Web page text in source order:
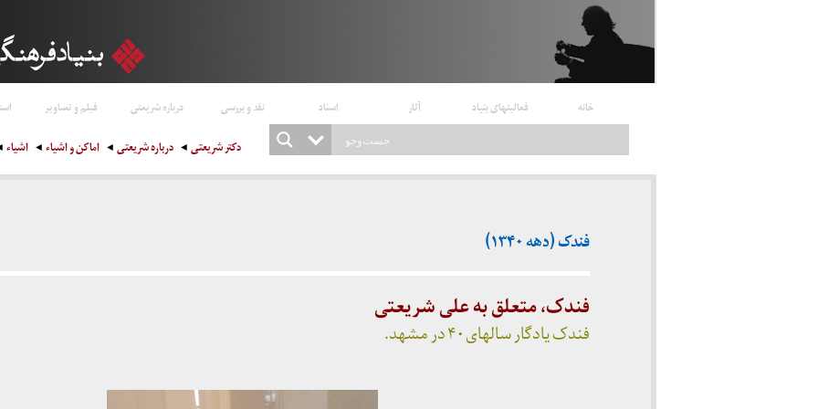
خانه فعالیتهای بنیاد آثار اسناد نقد و بررسی درباره شریعتی فیلم و تصاویر
دکتر شریعتی درباره شریعتی اماکن و اشیاء اشیاء
فندک (دهه ۱۳۴۰)
فندک، متعلق به علی شریعتی
فندک یادگار سالهای ۴۰ در مشهد.